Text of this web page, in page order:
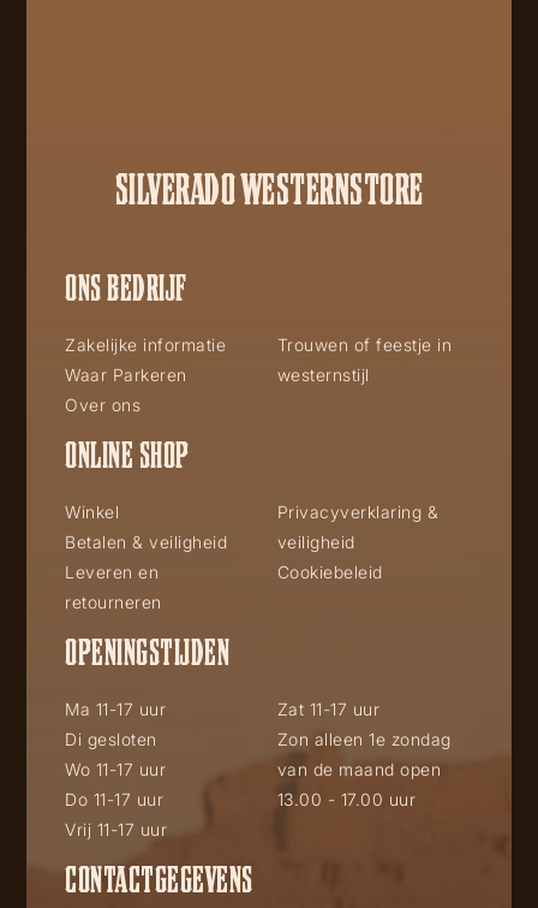
SILVERADO WESTERNSTORE
ONS BEDRIJF
Zakelijke informatie
Waar Parkeren
Over ons
Trouwen of feestje in
westernstijl
ONLINE SHOP
Winkel
Betalen & veiligheid
Leveren en
retourneren
Privacyverklaring &
veiligheid
Cookiebeleid
OPENINGSTIJDEN
Ma 11-17 uur
Di gesloten
Wo 11-17 uur
Do 11-17 uur
Vrij 11-17 uur
Zat 11-17 uur
Zon alleen 1e zondag
van de maand open
13.00 - 17.00 uur
CONTACTGEGEVENS